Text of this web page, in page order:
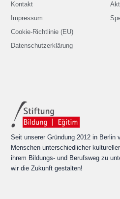
Seit unserer Gründung 2012 in Berlin
Menschen unterschiedlicher
ihrem Bildungs- und Berufsweg zu
wir die Zukunft gestalten!
Kontakt
Impressum
Cookie-Richtlinie (EU)
Datenschutzerklärung